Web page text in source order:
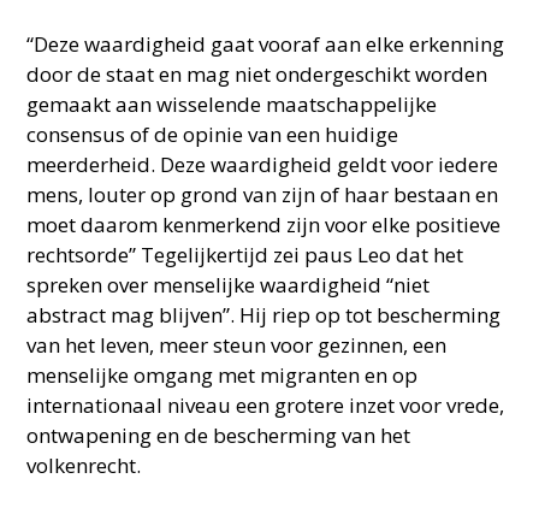
“Deze waardigheid gaat vooraf aan elke erkenning
door de staat en mag niet ondergeschikt worden
gemaakt aan wisselende maatschappelijke
consensus of de opinie van een huidige
meerderheid. Deze waardigheid geldt voor iedere
mens, louter op grond van zijn of haar bestaan en
moet daarom kenmerkend zijn voor elke positieve
rechtsorde” Tegelijkertijd zei paus Leo dat het
spreken over menselijke waardigheid “niet
abstract mag blijven”. Hij riep op tot bescherming
van het leven, meer steun voor gezinnen, een
menselijke omgang met migranten en op
internationaal niveau een grotere inzet voor vrede,
ontwapening en de bescherming van het
volkenrecht.